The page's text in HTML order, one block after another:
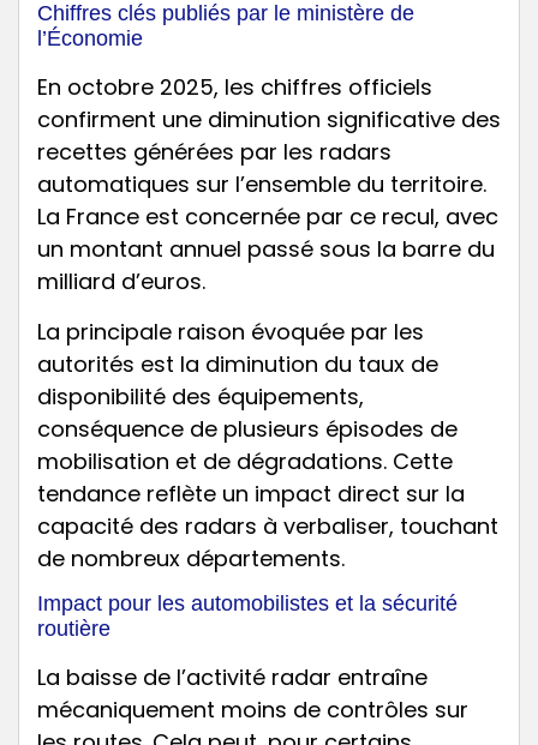
Chiffres clés publiés par le ministère de
l’Économie
En octobre 2025, les chiffres officiels
confirment une diminution significative des
recettes générées par les radars
automatiques sur l’ensemble du territoire.
La France est concernée par ce recul, avec
un montant annuel passé sous la barre du
milliard d’euros.
La principale raison évoquée par les
autorités est la diminution du taux de
disponibilité des équipements,
conséquence de plusieurs épisodes de
mobilisation et de dégradations. Cette
tendance reflète un impact direct sur la
capacité des radars à verbaliser, touchant
de nombreux départements.
Impact pour les automobilistes et la sécurité
routière
La baisse de l’activité radar entraîne
mécaniquement moins de contrôles sur